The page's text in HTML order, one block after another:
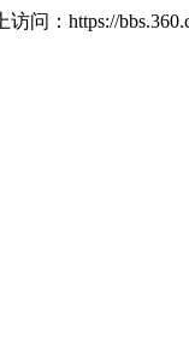
问：https://